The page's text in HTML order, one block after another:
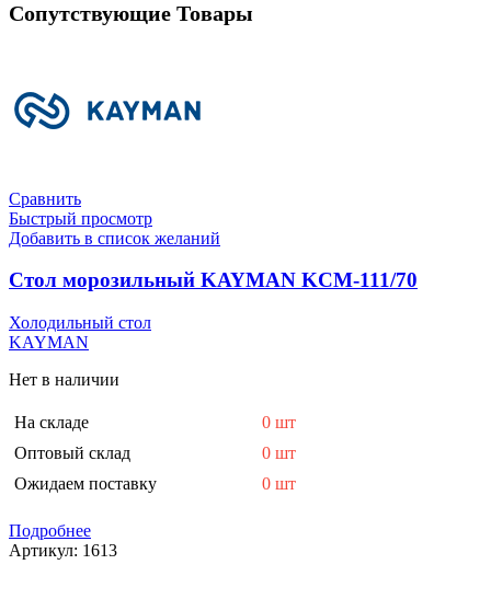
Сопутствующие Товары
Сравнить
Быстрый просмотр
Добавить в список желаний
Стол морозильный KAYMAN KCM-111/70
Холодильный стол
KAYMAN
Нет в наличии
На складе
0 шт
Оптовый склад
0 шт
Ожидаем поставку
0 шт
Подробнее
Артикул: 1613